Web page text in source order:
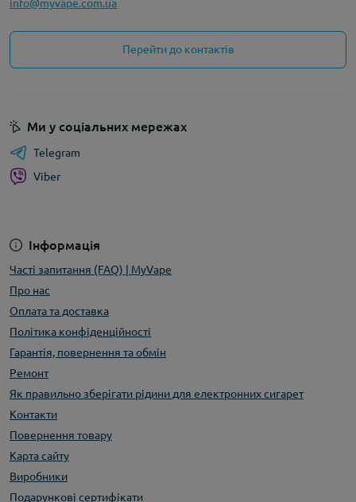
info@myvape.com.ua
Перейти до контактів
Інформація
Часті запитання (FAQ) | MyVape
Про нас
Оплата та доставка
Політика конфіденційності
Гарантія, повернення та обмін
Ремонт
Як правильно зберігати рідини для електронних сигарет
Контакти
Повернення товару
Карта сайту
Виробники
Подарункові сертифікати
Ми у соціальних мережах
Telegram
Viber